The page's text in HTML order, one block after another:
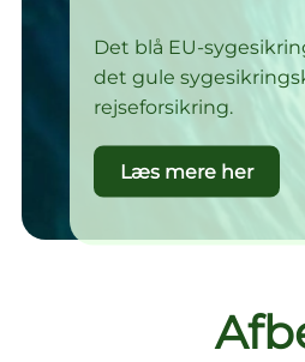
Det blå EU-
det gule
rejseforsikring.
Læs mere her